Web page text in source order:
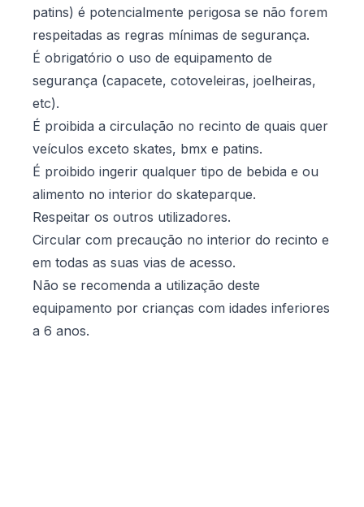
patins) é potencialmente perigosa se não forem
respeitadas as regras mínimas de segurança.
É obrigatório o uso de equipamento de
segurança (capacete, cotoveleiras, joelheiras,
etc).
É proibida a circulação no recinto de quais quer
veículos exceto skates, bmx e patins.
É proibido ingerir qualquer tipo de bebida e ou
alimento no interior do skateparque.
Respeitar os outros utilizadores.
Circular com precaução no interior do recinto e
em todas as suas vias de acesso.
Não se recomenda a utilização deste
equipamento por crianças com idades inferiores
a 6 anos.